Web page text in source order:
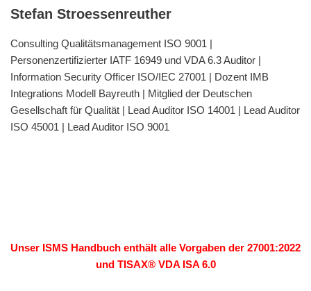
Stefan Stroessenreuther
Consulting Qualitätsmanagement ISO 9001 |
Personenzertifizierter IATF 16949 und VDA 6.3 Auditor |
Information Security Officer ISO/IEC 27001 | Dozent IMB
Integrations Modell Bayreuth | Mitglied der Deutschen
Gesellschaft für Qualität | Lead Auditor ISO 14001 | Lead Auditor
ISO 45001 | Lead Auditor ISO 9001
Unser ISMS Handbuch enthält alle Vorgaben der 27001:2022
und TISAX® VDA ISA 6.0